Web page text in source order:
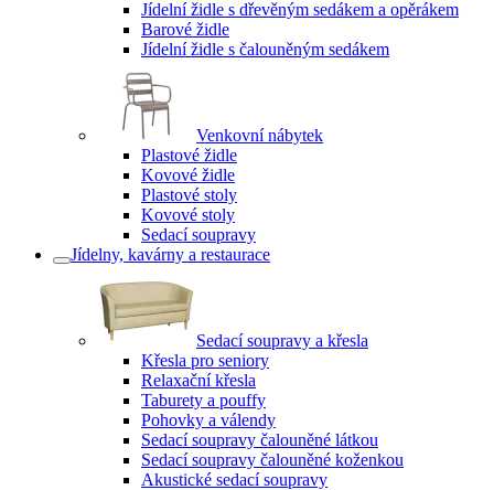
Jídelní židle s dřevěným sedákem a opěrákem
Barové židle
Jídelní židle s čalouněným sedákem
Venkovní nábytek
Plastové židle
Kovové židle
Plastové stoly
Kovové stoly
Sedací soupravy
Jídelny, kavárny a restaurace
Sedací soupravy a křesla
Křesla pro seniory
Relaxační křesla
Taburety a pouffy
Pohovky a válendy
Sedací soupravy čalouněné látkou
Sedací soupravy čalouněné koženkou
Akustické sedací soupravy